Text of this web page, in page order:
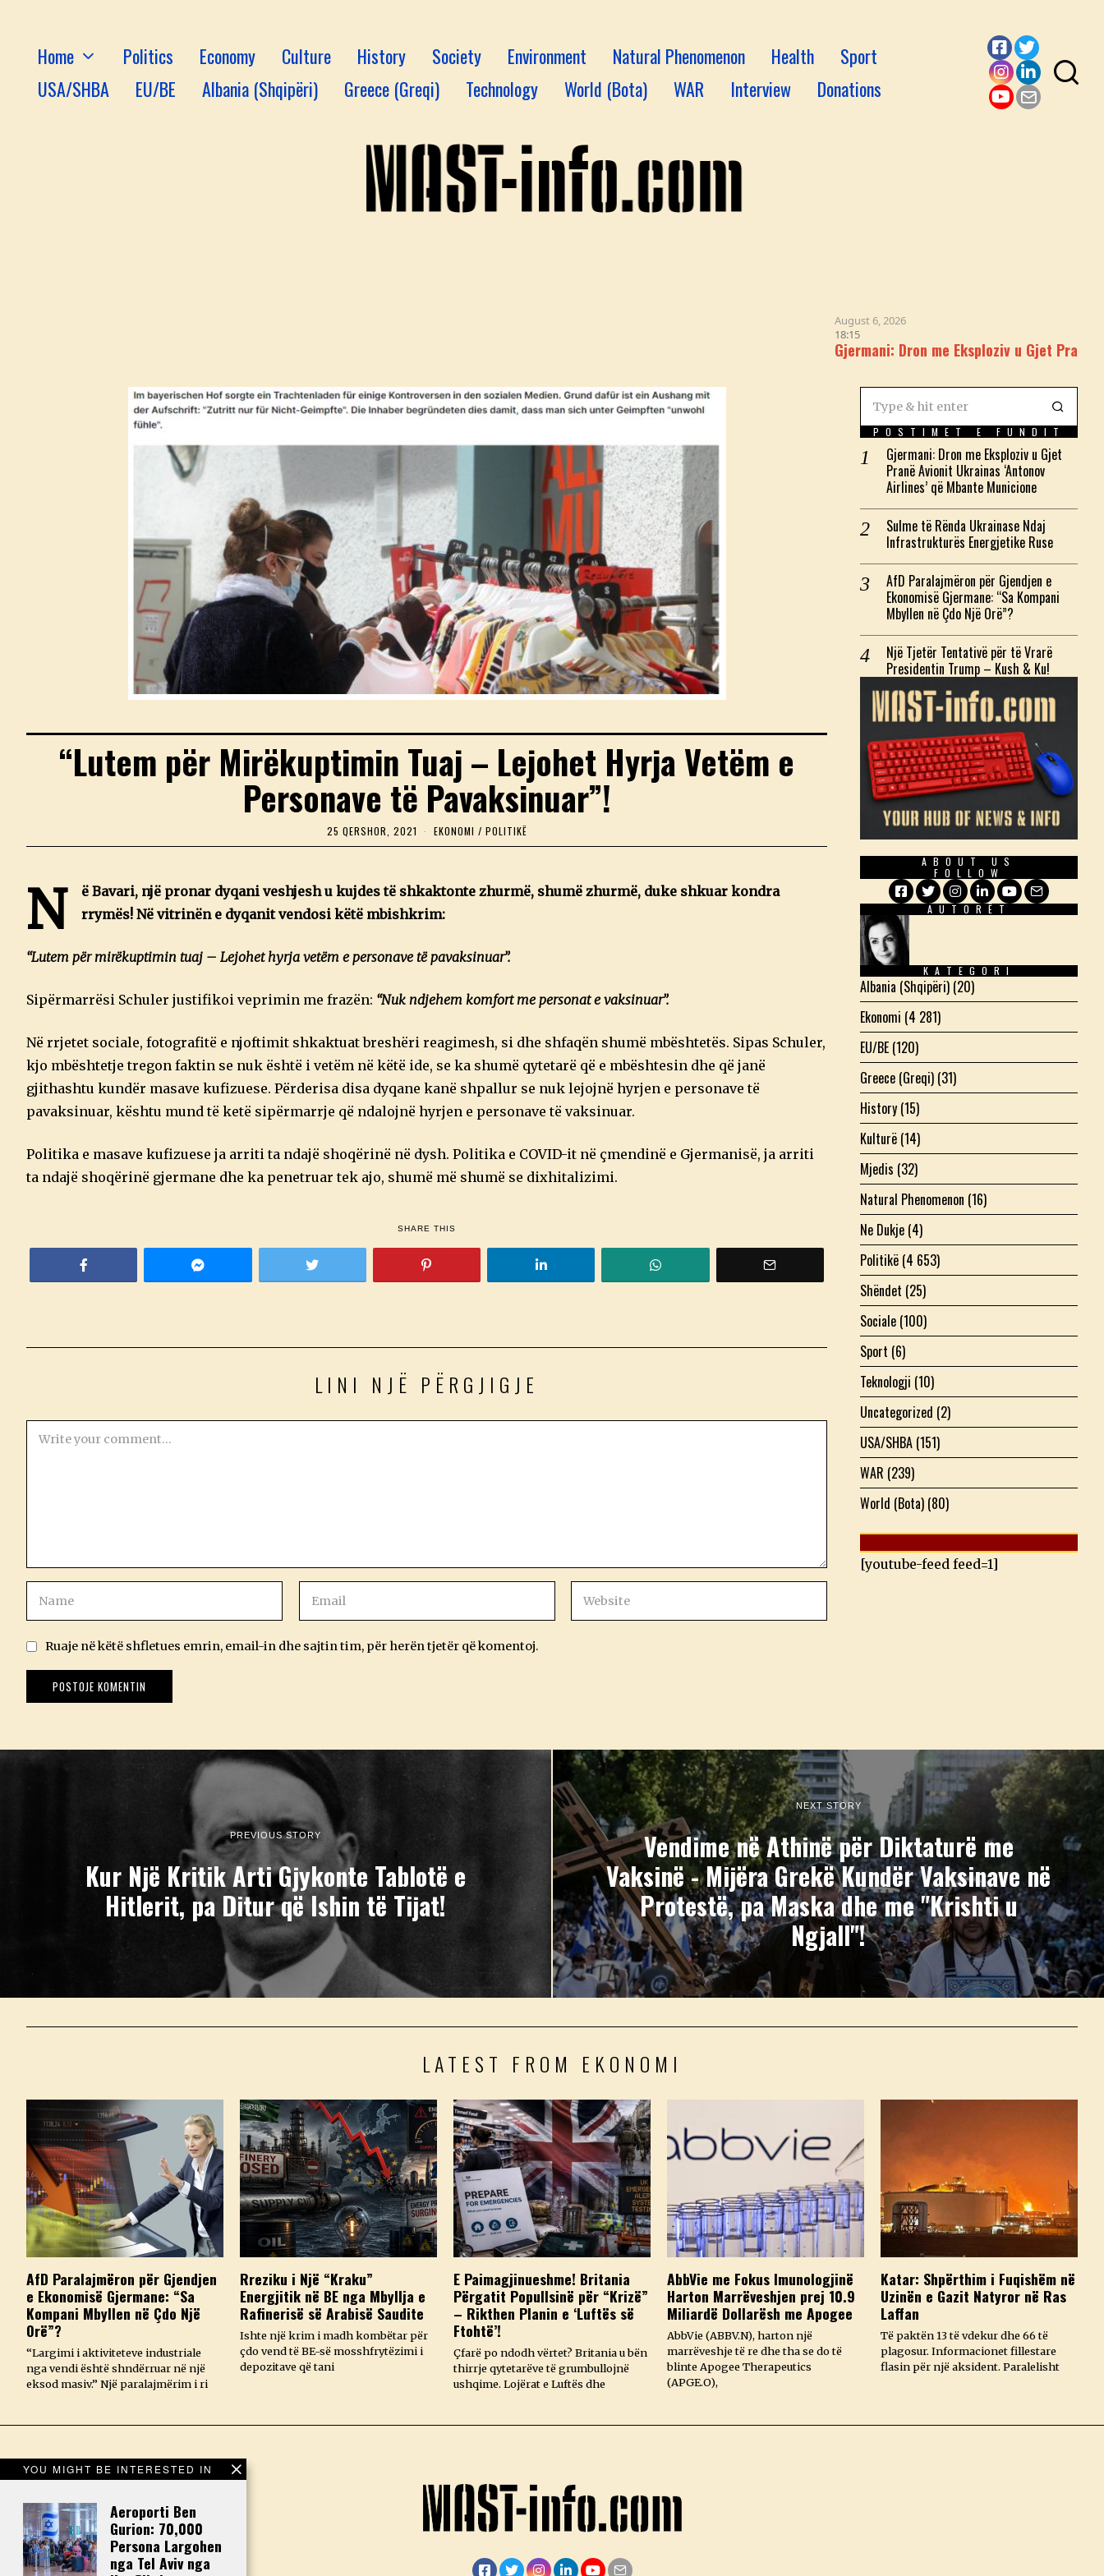
Home Politics Economy Culture History Society Environment Natural Phenomenon Health
Sport
USA/SHBA
EU/BE Albania (Shqipëri) Greece (Greqi) Technology World (Bota) WAR Interview Donations
Facebook
Twitter
Instagram
LinkedIn
August 6, 2026
Gjermani: Dron me Eksploziv u Gjet Pranë
“Lutem për Mirëkuptimin Tuaj – Lejohet Hyrja Vetëm e
Personave të Pavaksinuar”!
25 QERSHOR, 2021 EKONOMI / POLITIKË
N
ë Bavari, një pronar dyqani veshjesh u kujdes të shkaktonte zhurmë, shumë zhurmë, duke shkuar kondra
rrymës! Në vitrinën e dyqanit vendosi këtë mbishkrim:
“Lutem për mirëkuptimin tuaj – Lejohet hyrja vetëm e personave të pavaksinuar”.
Sipërmarrësi Schuler justifikoi veprimin me frazën: “Nuk ndjehem komfort me personat e vaksinuar”.
Në rrjetet sociale, fotografitë e njoftimit shkaktuat breshëri reagimesh, si dhe shfaqën shumë mbështetës. Sipas Schuler,
kjo mbështetje tregon faktin se nuk është i vetëm në këtë ide, se ka shumë qytetarë që e mbështesin dhe që janë
gjithashtu kundër masave kufizuese. Përderisa disa dyqane kanë shpallur se nuk lejojnë hyrjen e personave të
pavaksinuar, kështu mund të ketë sipërmarrje që ndalojnë hyrjen e personave të vaksinuar.
Politika e masave kufizuese ja arriti ta ndajë shoqërinë në dysh. Politika e COVID-it në çmendinë e Gjermanisë, ja arriti
ta ndajë shoqërinë gjermane dhe ka penetruar tek ajo, shumë më shumë se dixhitalizimi.
SHARE THIS
LINI NJË PËRGJIGJE
Ruaje në këtë shfletues emrin, email-in dhe sajtin tim, për herën tjetër që komentoj.
POSTIMET E FUNDIT
Gjermani: Dron me Eksploziv u Gjet
Pranë Avionit Ukrainas ‘Antonov
Airlines’ që Mbante Municione
Sulme të Rënda Ukrainase Ndaj
Infrastrukturës Energjetike Ruse
AfD Paralajmëron për Gjendjen e
Ekonomisë Gjermane: “Sa Kompani
Mbyllen në Çdo Një Orë”?
Një Tjetër Tentativë për të Vrarë
Presidentin Trump – Kush & Ku!
ABOUT US
FOLLOW
Facebook
TwitterInstagram
LinkedIn
YouTube
Email
AUTORËT
KATEGORI
Albania (Shqipëri) (20)
Ekonomi (4 281)
EU/BE (120)
Greece (Greqi) (31)
History (15)
Kulturë (14)
Mjedis (32)
Natural Phenomenon (16)
Ne Dukje (4)
Politikë (4 653)
Shëndet (25)
Sociale (100)
Sport (6)
Teknologji (10)
Uncategorized (2)
USA/SHBA (151)
WAR (239)
World (Bota) (80)
[youtube-feed feed=1]
PREVIOUS STORY
Kur Një Kritik Arti Gjykonte Tablotë e
Hitlerit, pa Ditur që Ishin të Tijat!
NEXT STORY
Vendime në Athinë për Diktaturë me
Vaksinë - Mijëra Grekë Kundër Vaksinave në
Protestë, pa Maska dhe me "Krishti u
Ngjall"!
LATEST FROM EKONOMI
AfD Paralajmëron për Gjendjen
e Ekonomisë Gjermane: “Sa
Kompani Mbyllen në Çdo Një
Orë”?
“Largimi i aktiviteteve industriale
nga vendi është shndërruar në një
eksod masiv.” Një paralajmërim i ri
Rreziku i Një “Kraku”
Energjitik në BE nga Mbyllja e
Rafinerisë së Arabisë Saudite
Ishte një krim i madh kombëtar për
çdo vend të BE-së mosshfrytëzimi i
depozitave që tani
E Paimagjinueshme! Britania
Përgatit Popullsinë për “Krizë”
– Rikthen Planin e ‘Luftës së
Ftohtë’!
Çfarë po ndodh vërtet? Britania u bën
thirrje qytetarëve të grumbullojnë
ushqime. Lojërat e Luftës dhe
AbbVie me Fokus Imunologjinë
Harton Marrëveshjen prej 10.9
Miliardë Dollarësh me Apogee
AbbVie (ABBV.N), harton një
marrëveshje të re dhe tha se do të
blinte Apogee Therapeutics
(APGE.O),
Katar: Shpërthim i Fuqishëm në
Uzinën e Gazit Natyror në Ras
Laffan
Të paktën 13 të vdekur dhe 66 të
plagosur. Informacionet fillestare
flasin për një aksident. Paralelisht
YOU MIGHT BE INTERESTED IN
Aeroporti Ben
Gurion: 70,000
Persona Largohen
nga Tel Aviv nga